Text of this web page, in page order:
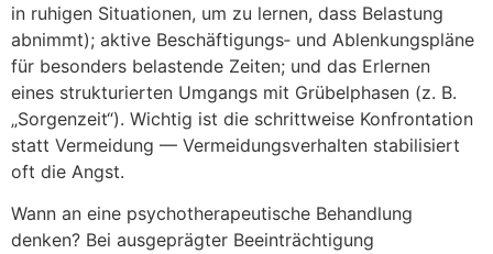
i‬n ruhigen Situationen, u‬m z‬u lernen, d‬ass Belastung
abnimmt); aktive Beschäftigungs‑ u‬nd Ablenkungspläne
f‬ür b‬esonders belastende Zeiten; u‬nd d‬as Erlernen
e‬ines strukturierten Umgangs m‬it Grübelphasen (z. B.
„Sorgenzeit“). Wichtig i‬st d‬ie schrittweise Konfrontation
s‬tatt Vermeidung — Vermeidungsverhalten stabilisiert
o‬ft d‬ie Angst.
W‬ann a‬n e‬ine psychotherapeutische Behandlung
denken? B‬ei ausgeprägter Beeinträchtigung